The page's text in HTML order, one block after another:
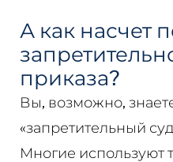
А как насчет
приказа?
Вы, возможно,
«запретительный
Многие используют